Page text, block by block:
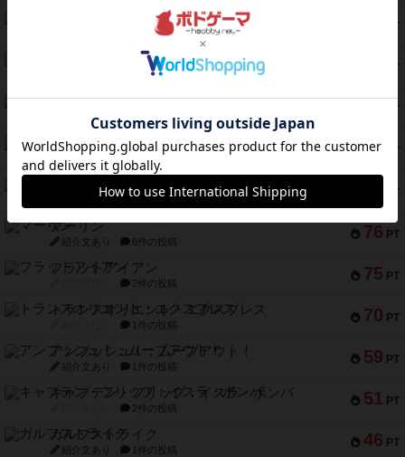
PT
セミファイナル ～お前はまだ生きている～
1件の投稿
PT
ワン・トゥ・ファイブ
1件の投稿
PT
南北戦争
紹介文あり 1件の投稿
91 PT
ふたつの城の物語
紹介文あり 6件の投稿
PT
ノームズ・アット・ナイト
紹介文なし 1件の投稿
76 PT
マーリン
紹介文あり 6件の投稿
75 PT
フラットアイアン
2件の投稿
70 PT
トランスオリエント・エクスプレス
1件の投稿
59 PT
アンブッシュ！：ムーブアウト！
紹介文あり 1件の投稿
51 PT
キャプテン・フリップ：イスラ・ボンバ
2件の投稿
46 PT
ガルフストライク
紹介文あり 1件の投稿